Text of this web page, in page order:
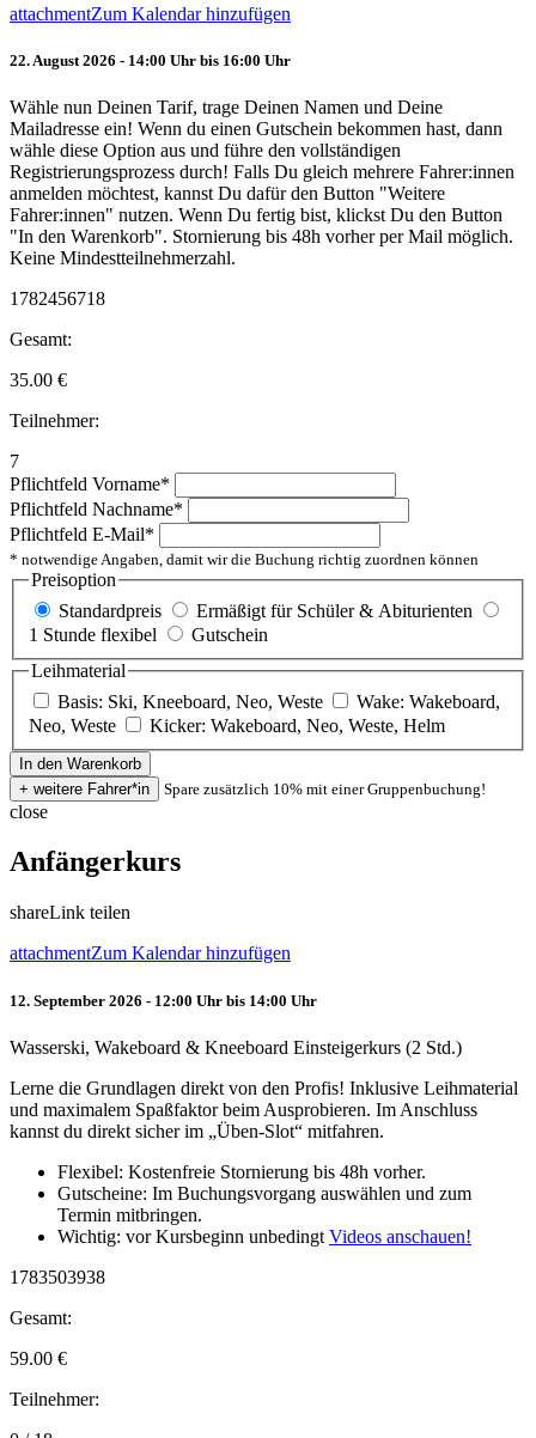
attachmentZum Kalendar hinzufügen
22. August 2026 - 14:00 Uhr bis 16:00 Uhr
Wähle nun Deinen Tarif, trage Deinen Namen und Deine
Mailadresse ein! Wenn du einen Gutschein bekommen hast, dann
wähle diese Option aus und führe den vollständigen
Registrierungsprozess durch! Falls Du gleich mehrere Fahrer:innen
anmelden möchtest, kannst Du dafür den Button "Weitere
Fahrer:innen" nutzen. Wenn Du fertig bist, klickst Du den Button
"In den Warenkorb". Stornierung bis 48h vorher per Mail möglich.
Keine Mindestteilnehmerzahl.
1782456718
Gesamt:
35.00 €
Teilnehmer:
7
Pflichtfeld Vorname*
Pflichtfeld Nachname*
Pflichtfeld E-Mail*
* notwendige Angaben, damit wir die Buchung richtig zuordnen können
Preisoption
Standardpreis
Ermäßigt für Schüler & Abiturienten
1 Stunde flexibel
Gutschein
Leihmaterial
Basis: Ski, Kneeboard, Neo, Weste
Wake: Wakeboard,
Neo, Weste
Kicker: Wakeboard, Neo, Weste, Helm
Spare zusätzlich 10% mit einer Gruppenbuchung!
close
Anfängerkurs
shareLink teilen
attachmentZum Kalendar hinzufügen
12. September 2026 - 12:00 Uhr bis 14:00 Uhr
Wasserski, Wakeboard & Kneeboard Einsteigerkurs (2 Std.)
Lerne die Grundlagen direkt von den Profis! Inklusive Leihmaterial
und maximalem Spaßfaktor beim Ausprobieren. Im Anschluss
kannst du direkt sicher im „Üben-Slot“ mitfahren.
Flexibel: Kostenfreie Stornierung bis 48h vorher.
Gutscheine: Im Buchungsvorgang auswählen und zum
Termin mitbringen.
Wichtig: vor Kursbeginn unbedingt Videos anschauen!
1783503938
Gesamt:
59.00 €
Teilnehmer: